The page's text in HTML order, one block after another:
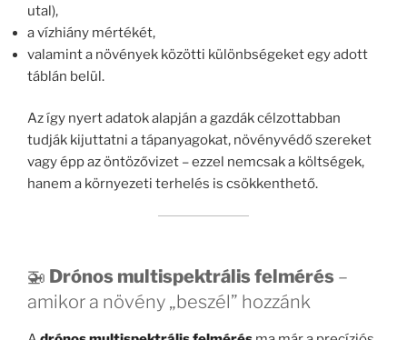
utal),
a vízhiány mértékét,
valamint a növények közötti különbségeket egy adott
táblán belül.
Az így nyert adatok alapján a gazdák célzottabban
tudják kijuttatni a tápanyagokat, növényvédő szereket
vagy épp az öntözővizet – ezzel nemcsak a költségek,
hanem a környezeti terhelés is csökkenthető.
🚁 Drónos multispektrális felmérés –
amikor a növény „beszél” hozzánk